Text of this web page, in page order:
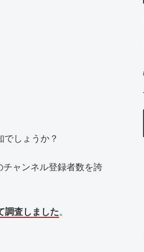
しょうか？
ャンネル登録者数を誇
調査しました。